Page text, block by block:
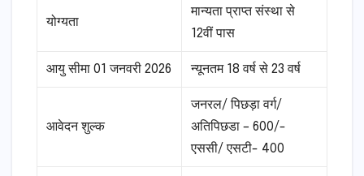
योग्यता
मान्यता प्राप्त संस्था से
12वीं पास
आयु सीमा 01 जनवरी 2026 न्यूनतम 18 वर्ष से 23 वर्ष
आवेदन शुल्क
जनरल/ पिछड़ा वर्ग/
अतिपिछडा – 600/-
एससी/ एसटी- 400